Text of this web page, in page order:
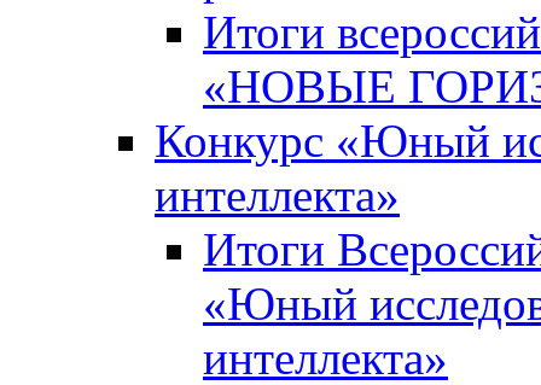
Итоги
«НОВЫЕ
Конкурс «Юный
интеллекта»
Итоги
«Юный
интеллекта»